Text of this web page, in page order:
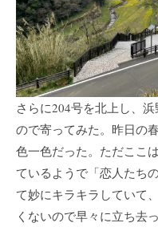
さらに204号を北上し、
ので寄ってみた。昨日の
色一色だった。ただここ
ているようで「恋人たち
て妙にキラキラしていて
くないので早々に立ち去っ